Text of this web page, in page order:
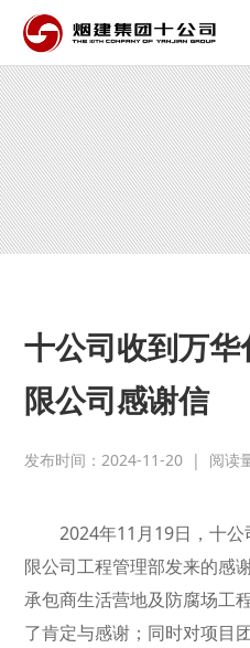
十公司收到万
限公司感谢信
发布时间：2024-11-20 | 阅读
2024年11月19日，十
限公司工程管理部发来的感
承包商生活营地及防腐场工
了肯定与感谢；同时对项目